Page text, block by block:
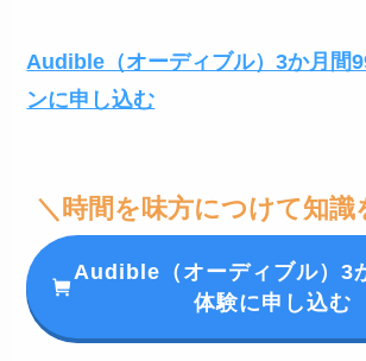
Audible（オーディブル）3か月間
ンに申し込む
＼時間を味方につけて知識
Audible（オーディブル）3
体験に申し込む